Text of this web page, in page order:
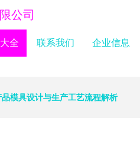
公司
全 联系我们 企业信息
品模具设计与生产工艺流程解析